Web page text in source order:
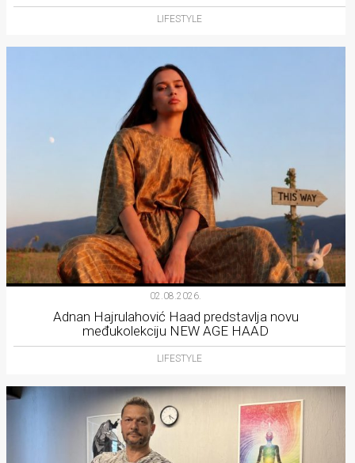
LIFESTYLE
02.08.2026.
Adnan Hajrulahović Haad predstavlja novu
međukolekciju NEW AGE HAAD
LIFESTYLE